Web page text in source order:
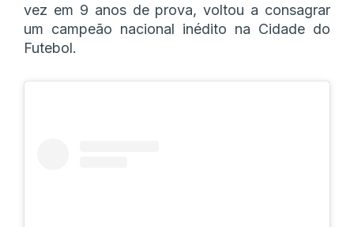
vez em 9 anos de prova, voltou a consagrar
um campeão nacional inédito na Cidade do
Futebol.